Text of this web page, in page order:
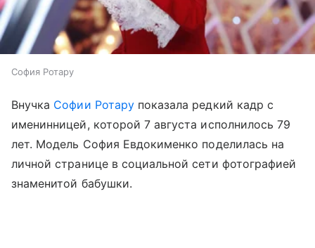
София Ротару
Внучка Софии Ротарупоказала редкий кадр с
именинницей, которой 7 августа исполнилось 79
лет. Модель София Евдокименко поделилась на
личной странице в социальной сети фотографией
знаменитой бабушки.